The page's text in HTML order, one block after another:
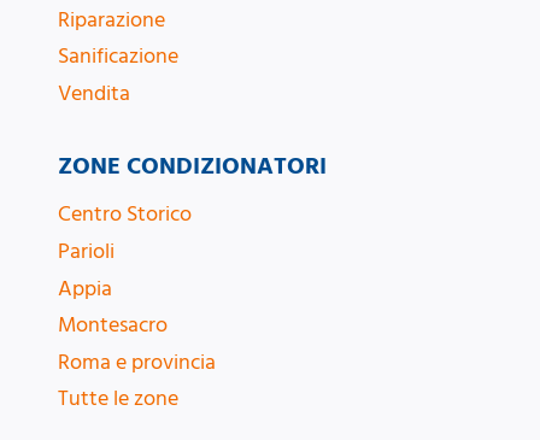
ZONE CONDIZIONATORI
Centro Storico
Parioli
Appia
Montesacro
Roma e provincia
Tutte le zone
Riparazione
Sanificazione
Vendita